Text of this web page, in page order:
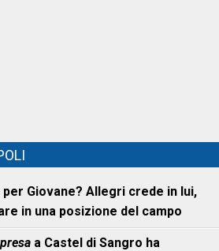
Giovane? Allegri crede in lui,
in una posizione del campo
a Castel di Sangro ha